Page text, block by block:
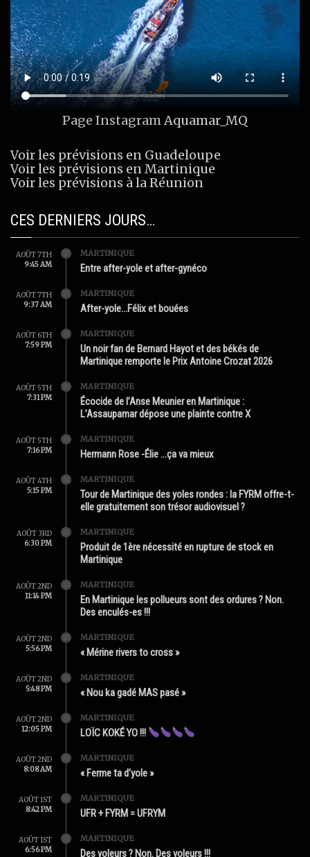
Page InstagramAquamar_MQ
Voir les prévisions en Guadeloupe
Voir les prévisions en Martinique
Voir les prévisions à la Réunion
CES DERNIERS JOURS…
AOÛT 7TH
9:45 AM
MARTINIQUE
Entre after-yole et after-gynéco
AOÛT 7TH
9:37 AM
MARTINIQUE
After-yole…Félix et bouées
AOÛT 6TH
7:59 PM
MARTINIQUE
Un noir fan de Bernard Hayot et des békés de
Martinique remporte le Prix Antoine Crozat 2026
AOÛT 5TH
7:31 PM
MARTINIQUE
Écocide de l’Anse Meunier en Martinique :
L’Assaupamar dépose une plainte contre X
AOÛT 5TH
7:16 PM
MARTINIQUE
Hermann Rose -Élie …ça va mieux
AOÛT 4TH
5:15 PM
MARTINIQUE
Tour de Martinique des yoles rondes : la FYRM offre-t-
elle gratuitement son trésor audiovisuel ?
AOÛT 3RD
6:30 PM
MARTINIQUE
Produit de 1ère nécessité en rupture de stock en
Martinique
AOÛT 2ND
11:14 PM
MARTINIQUE
En Martinique les pollueurs sont des ordures ? Non.
Des enculés-es !!!
AOÛT 2ND
5:56 PM
MARTINIQUE
« Mérine rivers to cross »
AOÛT 2ND
5:48 PM
MARTINIQUE
« Nou ka gadé MAS pasé »
AOÛT 2ND
12:05 PM
MARTINIQUE
LOÏC KOKÉ YO !!!
AOÛT 2ND
8:08 AM
MARTINIQUE
« Ferme ta d’yole »
AOÛT 1ST
8:42 PM
MARTINIQUE
UFR + FYRM = UFRYM
AOÛT 1ST
6:56 PM
MARTINIQUE
Des yoleurs ? Non. Des voleurs !!!